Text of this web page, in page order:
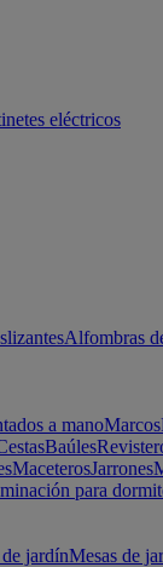
eléctricos
Alfombras
a manoMarcos
Baúles
MaceterosJarrones
para
jardínMesas de